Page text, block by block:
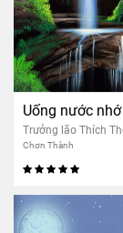
Uống nước
Trưởng lão Thích
Chơn Thành